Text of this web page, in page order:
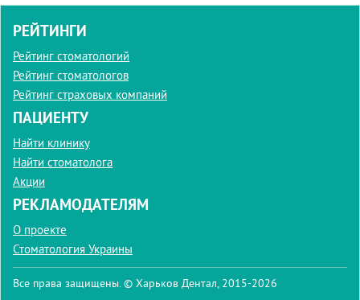
РЕЙТИНГИ
Рейтинг стоматологий
Рейтинг стоматологов
Рейтинг страховых компаний
ПАЦИЕНТУ
Найти клинику
Найти стоматолога
Акции
РЕКЛАМОДАТЕЛЯМ
О проекте
Стоматология Украины
Все права защищены. © Харьков Дентал, 2015-2026